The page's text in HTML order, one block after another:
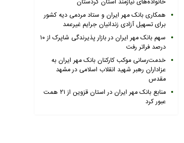
خانواده‌های نیازمند استان کردستان
همکاری بانک مهر ایران و ستاد مردمی دیه کشور
برای تسهیل آزادی زندانیان جرایم غیرعمد
سهم بانک مهر ایران در بازار پذیرندگی شاپرک از ۱۰
درصد فراتر رفت
خدمت‌رسانی موکب کارکنان بانک مهر ایران به
عزاداران رهبر شهید انقلاب اسلامی در مشهد
مقدس
منابع بانک مهر ایران در استان قزوین از ۲۱ همت
عبور کرد